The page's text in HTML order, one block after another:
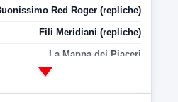
Red Roger (repliche)
Fili Meridiani (repliche)
La Mappa dei Piaceri